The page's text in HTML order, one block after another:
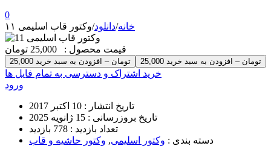
0
خانه/دانلود/وکتور قاب اسلیمی ۱۱
قیمت محصول : 25,000 تومان
25,000 تومان – افزودن به سبد خرید
خرید اشتراک و دسترسی به تمام فایل ها
ورود
تاریخ انتشار : 10 اکتبر 2017
تاریخ بروزرسانی : 15 ژانویه 2025
تعداد بازدید : 778 بازدید
دسته بندی : وکتور اسلیمی, وکتور حاشیه و قاب